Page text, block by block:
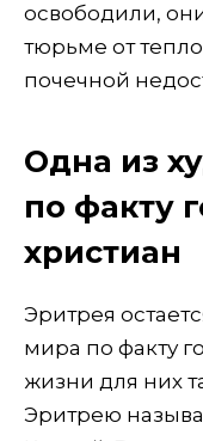
освободили,
тюрьме от
почечной
Одна из
по факту
христиан
Эритрея
мира по факту
жизни для них
Эритрею